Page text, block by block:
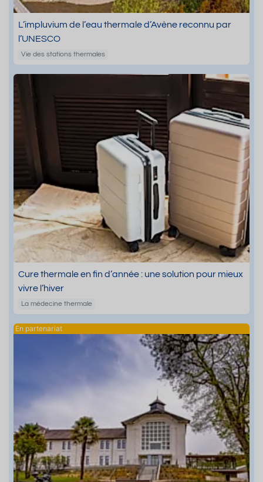
L’impluvium de l’eau thermale d’Avène reconnu par
l’UNESCO
Vie des stations thermales
Cure thermale en fin d’année : une solution pour mieux
vivre l’hiver
La médecine thermale